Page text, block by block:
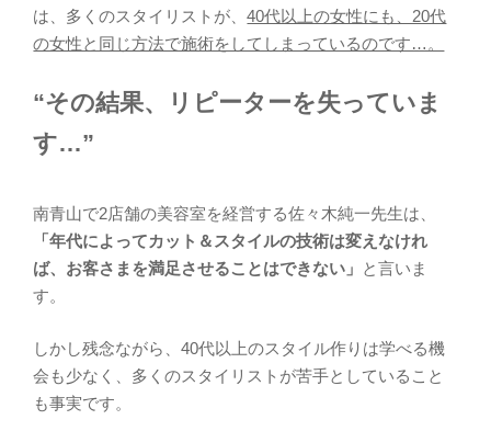
は、多くのスタイリストが、40代以上の女性にも、20代
の女性と同じ方法で施術をしてしまっているのです…。
“その結果、リピーターを失っていま
す…”
南青山で2店舗の美容室を経営する佐々木純一先生は、
「年代によってカット＆スタイルの技術は変えなけれ
ば、お客さまを満足させることはできない」 と言いま
す。
しかし残念ながら、40代以上のスタイル作りは学べる機
会も少なく、多くのスタイリストが苦手としていること
も事実です。